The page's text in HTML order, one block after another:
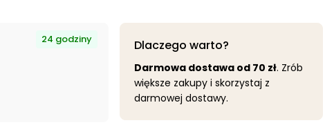
24 godziny Dlaczego warto?
Darmowa dostawa od 70 zł. Zrób
większe zakupy i skorzystaj z
darmowej dostawy.